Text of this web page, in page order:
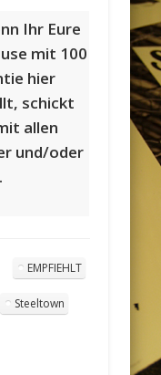
Ihr Eure
mit 100
hier
schickt
allen
und/oder
EMPFIEHLT
Steeltown